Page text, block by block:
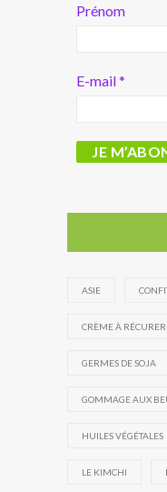
Prénom
E-mail*
ASIE
CRÈME À
GERMES DE SOJA
GOMMAGE AUX
HUILES VÉGÉTALES
LE KIMCHI